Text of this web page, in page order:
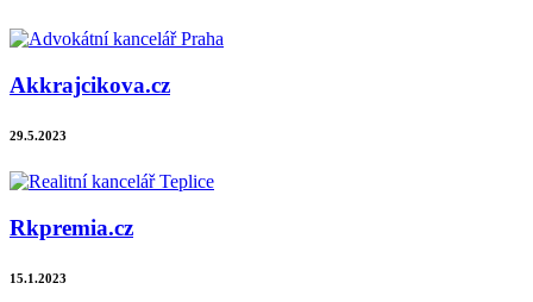
Akkrajcikova.cz
29.5.2023
Rkpremia.cz
15.1.2023